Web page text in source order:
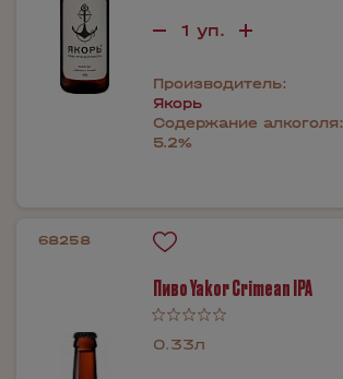
Производитель:
Якорь
Содержание алкоголя:
5.2%
68258
Пиво Yakor Crimean IPA
0.33л